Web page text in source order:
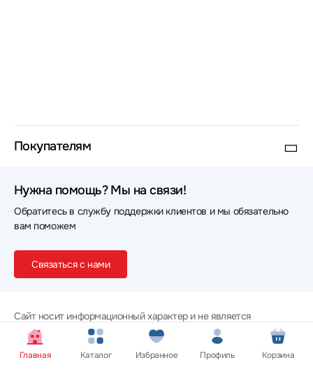
Покупателям
Нужна помощь? Мы на связи!
Обратитесь в службу поддержки клиентов и мы обязательно
вам поможем
Связаться с нами
Сайт носит информационный характер и не является
публичной офертой.
Цена, внешний вид, цвет, комплектация и характеристики
товаров указаны для ознакомительных целей и могут не
Главная Каталог Избранное Профиль Корзина